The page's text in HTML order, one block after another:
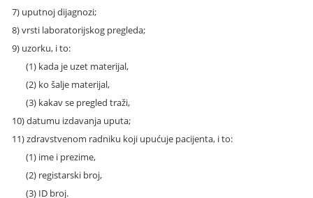
7) uputnoj dijagnozi;
8) vrsti laboratorijskog pregleda;
9) uzorku, i to:
(1) kada je uzet materijal,
(2) ko šalje materijal,
(3) kakav se pregled traži,
10) datumu izdavanja uputa;
11) zdravstvenom radniku koji upućuje pacijenta, i to:
(1) ime i prezime,
(2) registarski broj,
(3) ID broj.